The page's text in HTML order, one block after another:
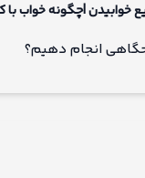
خوابیدن |چگونه خواب
انجام دهیم؟